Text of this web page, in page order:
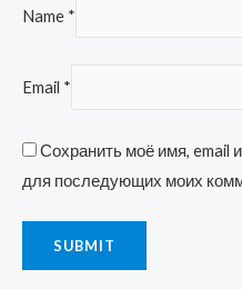
Name *
Email *
Сохранить моё имя, email
для последующих моих